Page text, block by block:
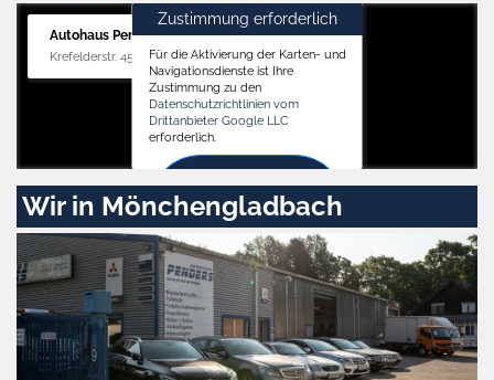
Autohaus Penders (Verkauf)
Krefelderstr. 455, 41066 Mönchengladbach
Zustimmung erforderlich
Für die Aktivierung der Karten- und
Navigationsdienste ist Ihre
Zustimmung zu den
Datenschutzrichtlinien vom
Drittanbieter Google LLC
erforderlich.
Zustimmen
und
aktivieren
Wir in Mönchengladbach